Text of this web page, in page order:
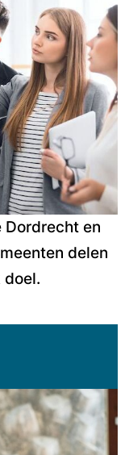
Dordrecht en
delen
doel.